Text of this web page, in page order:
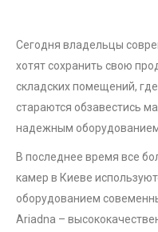
Сегодня владельцы
хотят сохранить свою
складских помещений,
стараются обзавестись
надежным
В последнее время все
камер в Киеве
оборудованием
Ariadna –